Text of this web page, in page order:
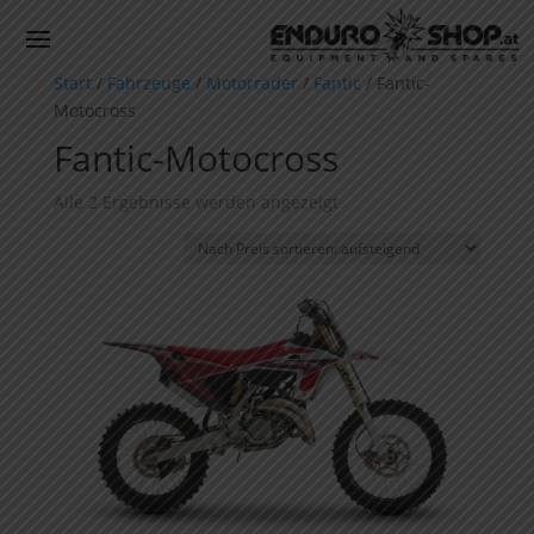
Start/ Fahrzeuge / Motorräder/ Fantic / Fantic-
Motocross
Fantic-Motocross
Alle 2 Ergebnisse werden angezeigt
sortiert: